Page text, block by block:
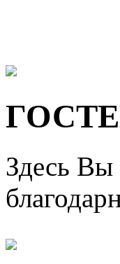
Здесь Вы